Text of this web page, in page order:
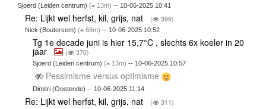
Sjoerd (Leiden centrum) ( 13m) -- 10-06-2025 10:41
Re: Lijkt wel herfst, kil, grijs, nat ( 399)
Nick (Boutersem)( 66m) -- 10-06-2025 10:52
Tg 1e decade juni is hier 15,7°C , slechts 6x koeler in 20
jaar ( 370)
Sjoerd (Leiden centrum) ( 13m) -- 10-06-2025 10:57
Pessimisme versus optimisme
Dimitri (Oostende) -- 10-06-2025 11:14
Re: Lijkt wel herfst, kil, grijs, nat ( 311)